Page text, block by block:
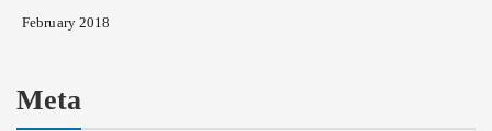
February 2018
Meta